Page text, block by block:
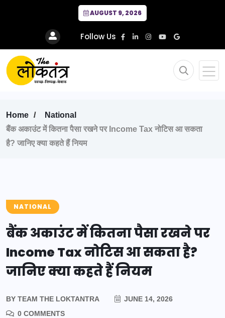
AUGUST 9, 2026
Follow Us
Home
National
बैंक अकाउंट में कितना पैसा रखने पर Income Tax नोटिस आ सकता
है? जानिए क्या कहते हैं नियम
NATIONAL
बैंक अकाउंट में कितना पैसा रखने पर
Income Tax नोटिस आ सकता है?
जानिए क्या कहते हैं नियम
BY TEAM THE LOKTANTRA
JUNE 14, 2026
0 COMMENTS